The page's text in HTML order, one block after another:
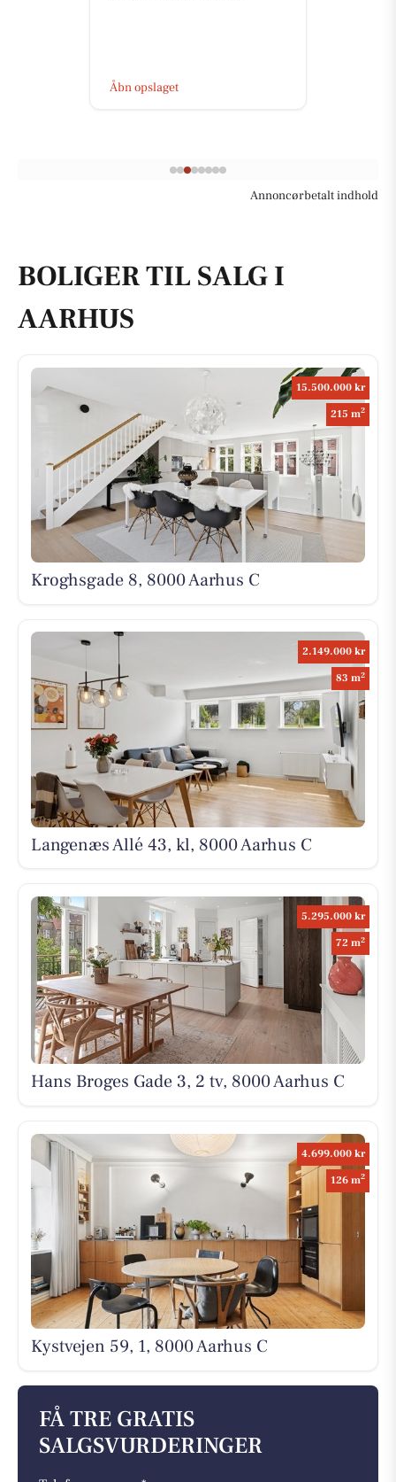
Åbn opslaget
Annoncørbetalt indhold
BOLIGER TIL SALG I
AARHUS
15.500.000 kr
215 m2
Kroghsgade 8, 8000 Aarhus C
2.149.000 kr
83 m2
Langenæs Allé 43, kl, 8000 Aarhus C
5.295.000 kr
72 m2
Hans Broges Gade 3, 2 tv, 8000 Aarhus C
4.699.000 kr
126 m2
Kystvejen 59, 1, 8000 Aarhus C
FÅ TRE GRATIS
SALGSVURDERINGER